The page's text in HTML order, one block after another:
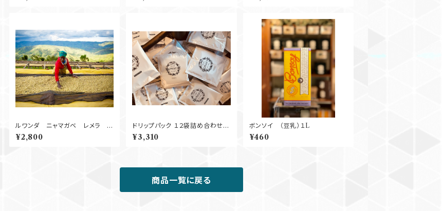
ルワンダ ニャマガベ レメラ
Natural 250g
¥2,800
ドリップパック １２袋詰め合わせ
全国送料無
料！
¥3,310
ボンソイ （豆乳）１L
¥460
商品一覧に戻る